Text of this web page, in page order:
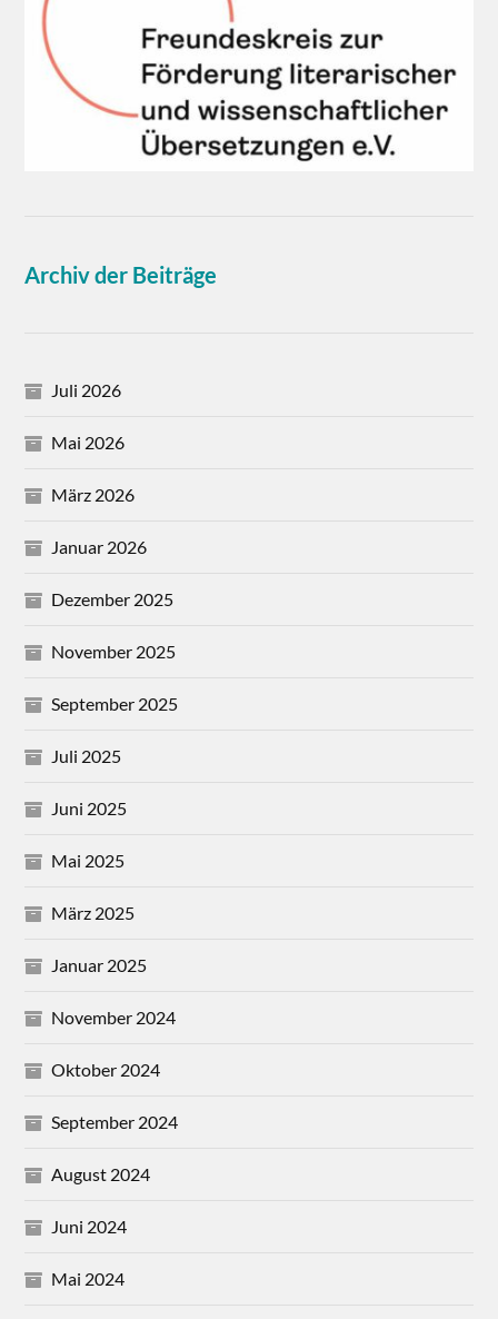
Archiv der Beiträge
Juli 2026
Mai 2026
März 2026
Januar 2026
Dezember 2025
November 2025
September 2025
Juli 2025
Juni 2025
Mai 2025
März 2025
Januar 2025
November 2024
Oktober 2024
September 2024
August 2024
Juni 2024
Mai 2024